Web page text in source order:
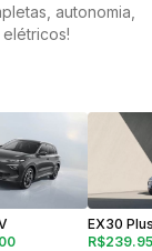
autonomia,
EX30